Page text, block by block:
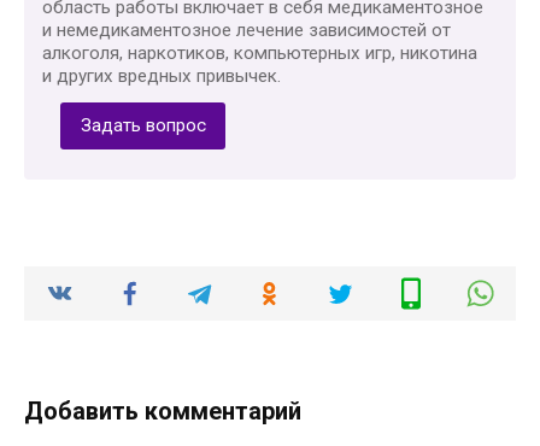
область работы включает в себя медикаментозное
и немедикаментозное лечение зависимостей от
алкоголя, наркотиков, компьютерных игр, никотина
и других вредных привычек.
Задать вопрос
Добавить комментарий